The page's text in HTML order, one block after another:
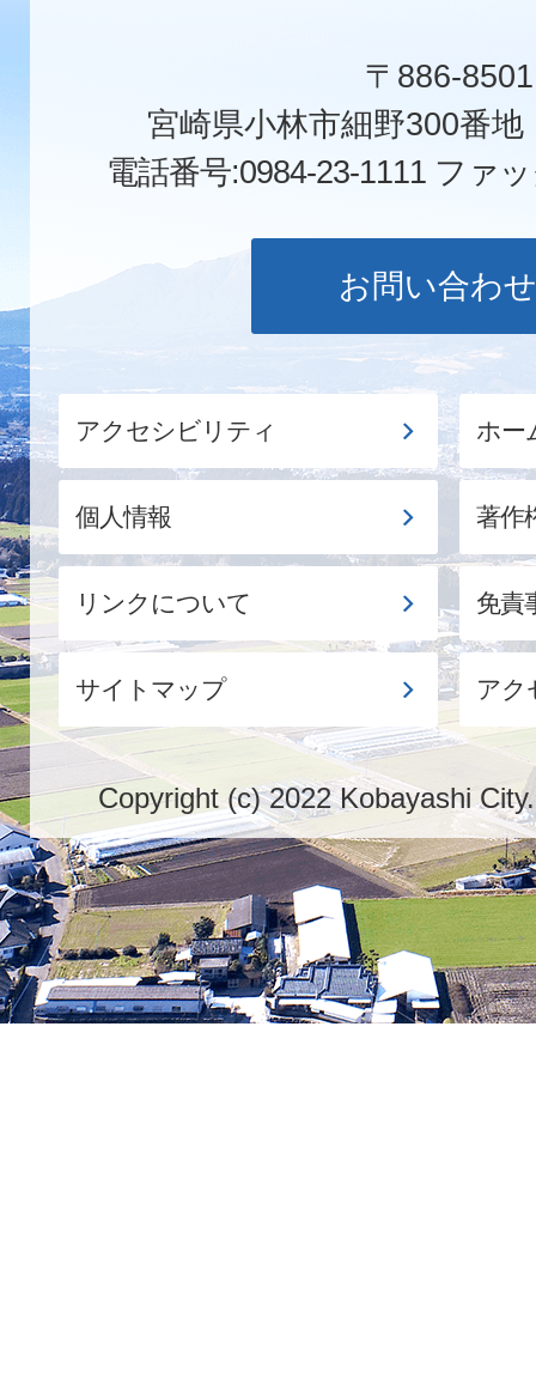
〒886-8501
宮崎県小林市細野300番
電話番号:0984-23-1111 ファ
お問い合わせ
アクセシビリティ ホー
個人情報 著作
リンクについて 免責
サイトマップ アク
Copyright (c) 2022 Kobayashi